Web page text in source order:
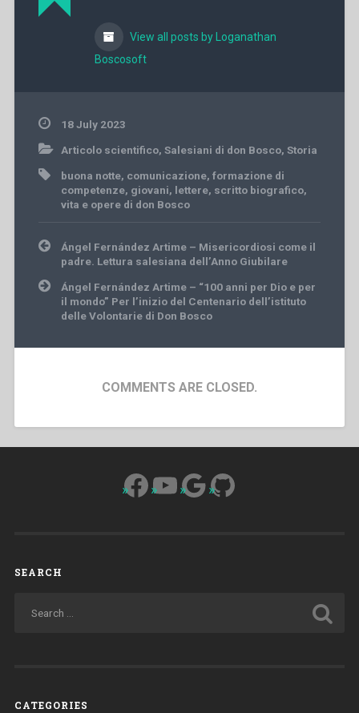
View all posts by Loganathan
Boscosoft
18 July 2023
Articolo scientifico, Salesiani di don Bosco, Storia
buona notte, comunicazione, formazione di
competenze, giovani, lettere, scritto biografico,
vita e opere di don Bosco
Post
navigation
Ángel Fernández Artime – Misericordiosi come il
padre. Lettura salesiana dell’Anno Giubilare
Ángel Fernández Artime – “100 anni per Dio e per
il mondo” Per l’inizio del Centenario dell’istituto
delle Volontarie di Don Bosco
COMMENTS ARE CLOSED.
Facebook
YouTube
Google
GitHub
SEARCH
CATEGORIES